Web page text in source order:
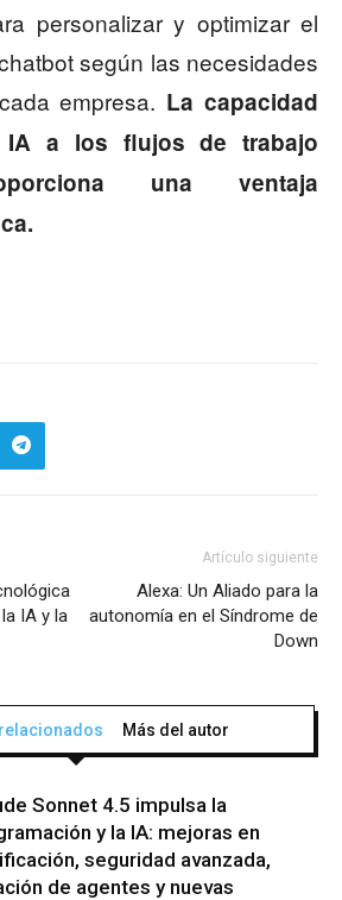
personalizar y optimizar el
según las necesidades
empresa. La capacidad
IA a los flujos de trabajo
una ventaja
IA y la
Artículo siguiente
Alexa: Un Aliado para la
autonomía en el Síndrome de
Down
Más del autor
Sonnet 4.5 impulsa la
y la IA: mejoras en
seguridad avanzada,
de agentes y nuevas